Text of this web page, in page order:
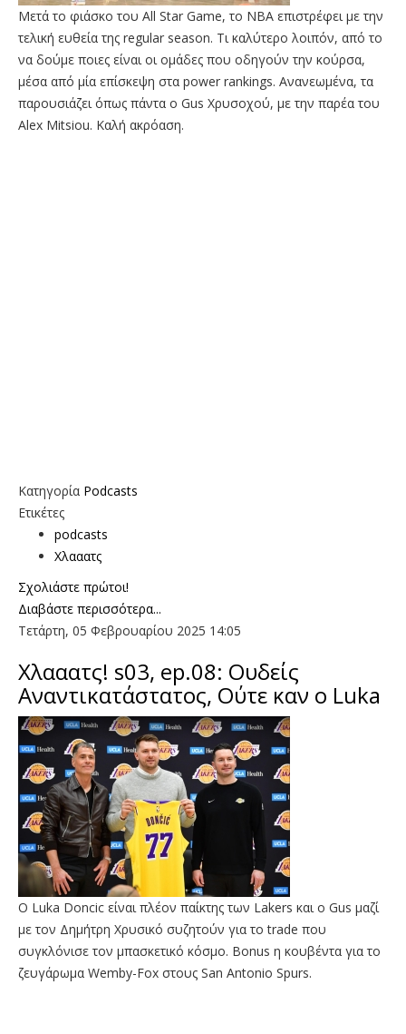
Μετά το φιάσκο του All Star Game, το NBA επιστρέφει με την
τελική ευθεία της regular season. Τι καλύτερο λοιπόν, από το
να δούμε ποιες είναι οι ομάδες που οδηγούν την κούρσα,
μέσα από μία επίσκεψη στα power rankings. Ανανεωμένα, τα
παρουσιάζει όπως πάντα ο Gus Χρυσοχού, με την παρέα του
Alex Mitsiou. Καλή ακρόαση.
Κατηγορία Podcasts
Ετικέτες
podcasts
Χλααατς
Σχολιάστε πρώτοι!
Διαβάστε περισσότερα...
Τετάρτη, 05 Φεβρουαρίου 2025 14:05
Χλααατς! s03, ep.08: Ουδείς
Αναντικατάστατος, Ούτε καν ο Luka
O Luka Doncic είναι πλέον παίκτης των Lakers και o Gus μαζί
με τον Δημήτρη Χρυσικό συζητούν για το trade που
συγκλόνισε τον μπασκετικό κόσμο. Bonus η κουβέντα για το
ζευγάρωμα Wemby-Fox στους San Antonio Spurs.